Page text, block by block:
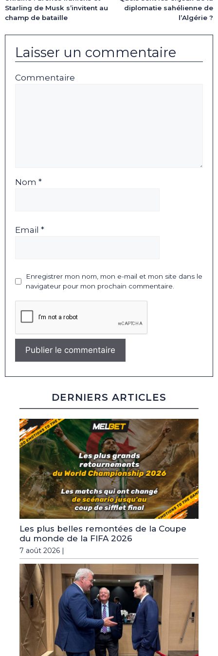
Starling de Musk s’invitent au
champ de bataille
diplomatie sahélienne de
l’Algérie ?
Laisser un commentaire
Commentaire
Nom *
Email *
Enregistrer mon nom, mon e-mail et mon site dans le
navigateur pour mon prochain commentaire.
DERNIERS ARTICLES
Les plus belles remontées de la Coupe
du monde de la FIFA 2026
7 août 2026 |